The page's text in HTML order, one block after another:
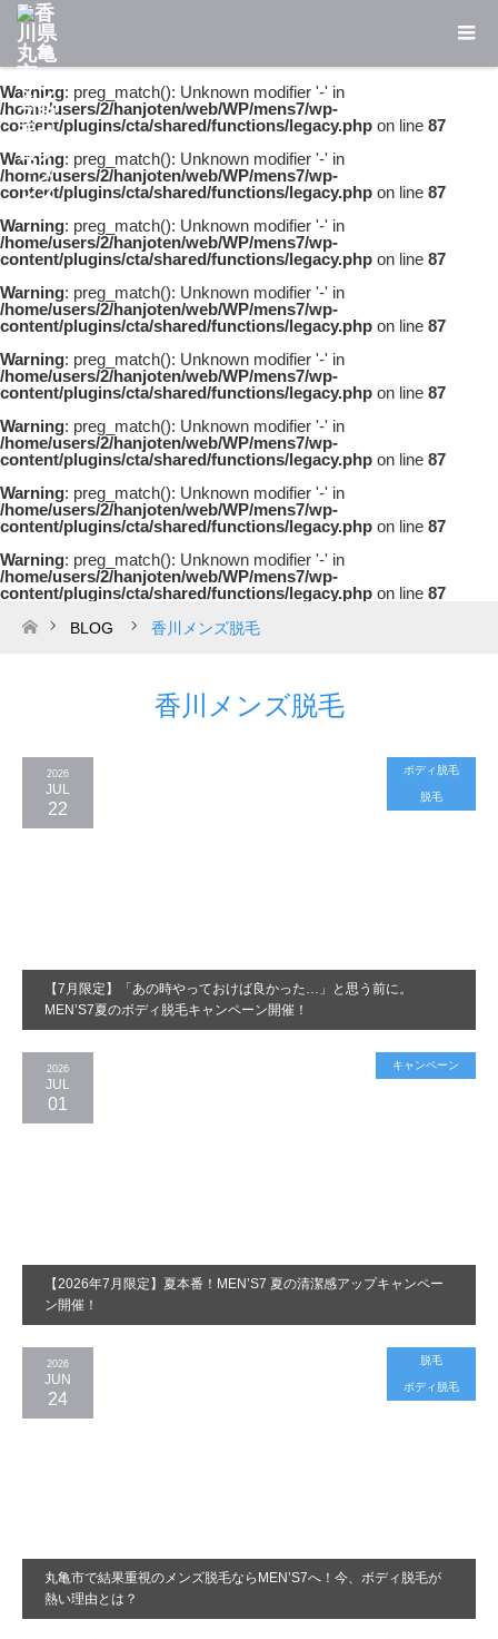
Warning: preg_match(): Unknown modifier '-' in
/home/users/2/hanjoten/web/WP/mens7/wp-
content/plugins/cta/shared/functions/legacy.php on line 87
Warning: preg_match(): Unknown modifier '-' in
/home/users/2/hanjoten/web/WP/mens7/wp-
content/plugins/cta/shared/functions/legacy.php on line 87
Warning: preg_match(): Unknown modifier '-' in
/home/users/2/hanjoten/web/WP/mens7/wp-
content/plugins/cta/shared/functions/legacy.php on line 87
Warning: preg_match(): Unknown modifier '-' in
/home/users/2/hanjoten/web/WP/mens7/wp-
content/plugins/cta/shared/functions/legacy.php on line 87
Warning: preg_match(): Unknown modifier '-' in
/home/users/2/hanjoten/web/WP/mens7/wp-
content/plugins/cta/shared/functions/legacy.php on line 87
Warning: preg_match(): Unknown modifier '-' in
/home/users/2/hanjoten/web/WP/mens7/wp-
content/plugins/cta/shared/functions/legacy.php on line 87
Warning: preg_match(): Unknown modifier '-' in
/home/users/2/hanjoten/web/WP/mens7/wp-
content/plugins/cta/shared/functions/legacy.php on line 87
Warning: preg_match(): Unknown modifier '-' in
/home/users/2/hanjoten/web/WP/mens7/wp-
content/plugins/cta/shared/functions/legacy.php on line 87
ホーム
BLOG 香川メンズ脱毛
香川メンズ脱毛
【7月限定】「あの時やっておけば良かった…」と思う前に。
MEN’S7夏のボディ脱毛キャンペーン開催！
2026
JUL
22
ボディ脱毛
脱毛
【2026年7月限定】夏本番！MEN’S7 夏の清潔感アップキャンペー
ン開催！
2026
JUL
01
キャンペーン
丸亀市で結果重視のメンズ脱毛ならMEN’S7へ！今、ボディ脱毛が
熱い理由とは？
2026
JUN
24
脱毛
ボディ脱毛